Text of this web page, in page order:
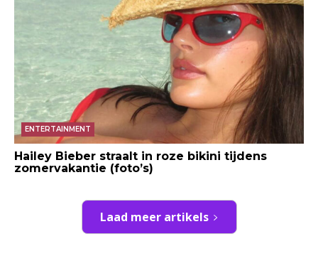
ENTERTAINMENT
Hailey Bieber straalt in roze bikini tijdens
zomervakantie (foto’s)
Laad meer artikels